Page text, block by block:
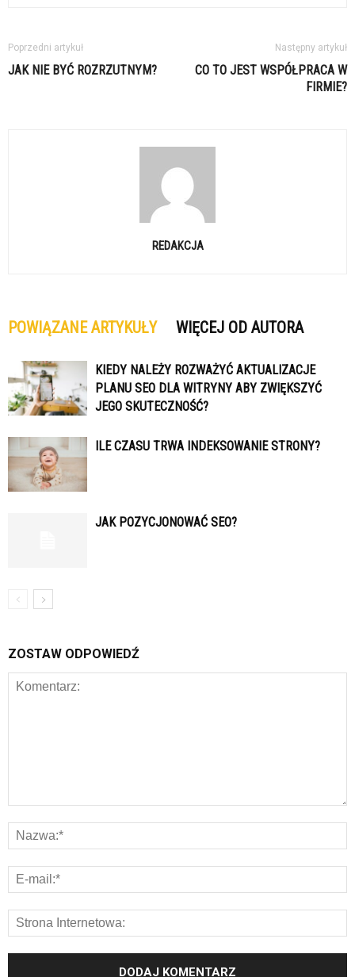
Poprzedni artykuł
JAK NIE BYĆ ROZRZUTNYM?
Następny artykuł
CO TO JEST WSPÓŁPRACA W
FIRMIE?
REDAKCJA
POWIĄZANE ARTYKUŁY WIĘCEJ OD AUTORA
KIEDY NALEŻY ROZWAŻYĆ AKTUALIZACJE
PLANU SEO DLA WITRYNY ABY ZWIĘKSZYĆ
JEGO SKUTECZNOŚĆ?
ILE CZASU TRWA INDEKSOWANIE STRONY?
JAK POZYCJONOWAĆ SEO?
ZOSTAW ODPOWIEDŹ